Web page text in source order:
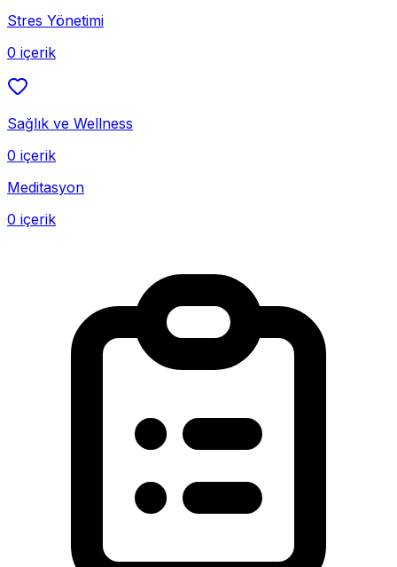
Stres Yönetimi
0 içerik
Sağlık ve Wellness
0 içerik
Meditasyon
0 içerik